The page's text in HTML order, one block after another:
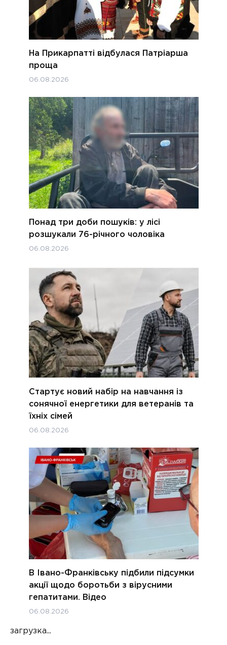
На Прикарпатті відбулася Патріарша
проща
06.08.2026
Понад три доби пошуків: у лісі
розшукали 76-річного чоловіка
06.08.2026
Стартує новий набір на навчання із
сонячної енергетики для ветеранів та
їхніх сімей
06.08.2026
В Івано-Франківську підбили підсумки
акції щодо боротьби з вірусними
гепатитами. Відео
06.08.2026
загрузка...